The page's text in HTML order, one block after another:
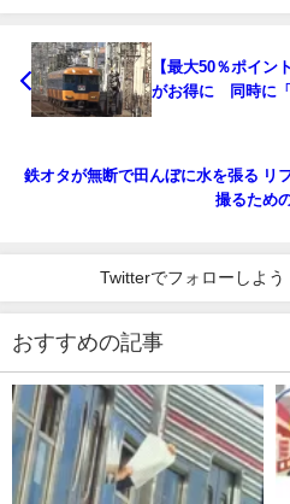
【最大50％ポイン
がお得に 同時に
鉄オタが無断で田んぼに水を張る リ
撮るため
Twitterでフォローしよう
おすすめの記事